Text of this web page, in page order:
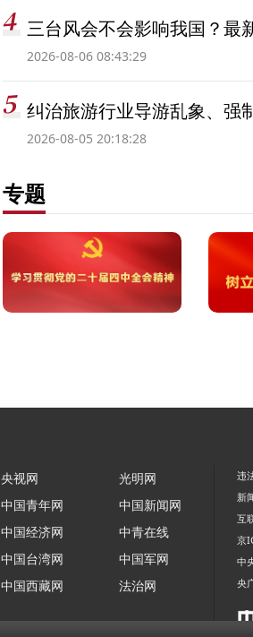
三台风会不会影响我国？最
2026-08-06 08:43:29
纠治旅游行业导游乱象、强
2026-08-05 20:18:28
专题
央视网
中国青年网
中国经济网
中国台湾网
中国西藏网
光明网
中国新闻网
中青在线
中国军网
法治网
违
新
互
京
中
央